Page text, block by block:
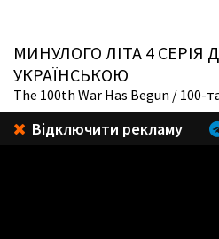
МИНУЛОГО ЛІТА 4
УКРАЇНСЬКОЮ
The 100th War Has Begun / 100-
Відключити рекламу